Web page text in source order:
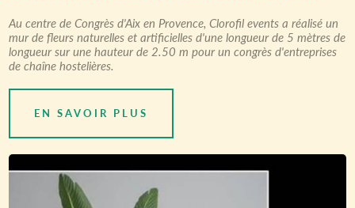
Au centre de Congrès d'Aix en Provence, Clorofil events a réalisé un
mur de fleurs naturelles et artificielles d'une longueur de 5 mètres de
longueur sur une hauteur de 2.50 m pour un congrès d'entreprises
de chaîne hostelières.
EN SAVOIR PLUS